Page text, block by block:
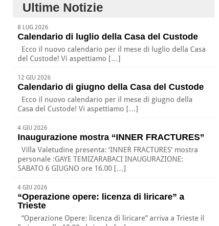
Ultime Notizie
8 LUG 2026
Calendario di luglio della Casa del Custode
Ecco il nuovo calendario per il mese di luglio della Casa
del Custode! Vi aspettiamo […]
12 GIU 2026
Calendario di giugno della Casa del Custode
Ecco il nuovo calendario per il mese di giugno della
Casa del Custode! Vi aspettiamo […]
4 GIU 2026
Inaugurazione mostra “INNER FRACTURES”
Villa Valetudine presenta: ‘INNER FRACTURES’ mostra
personale :GAYE TEMIZARABACI INAUGURAZIONE:
SABATO 6 GIUGNO ore 16.00 […]
4 GIU 2026
“Operazione opere: licenza di liricare” a
Trieste
“Operazione Opere: licenza di liricare” arriva a Trieste il